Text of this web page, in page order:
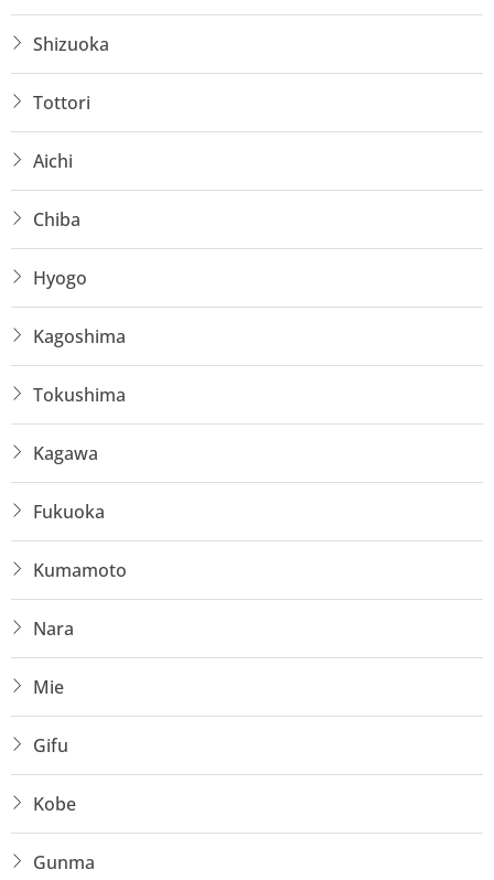
Shizuoka
Tottori
Aichi
Chiba
Hyogo
Kagoshima
Tokushima
Kagawa
Fukuoka
Kumamoto
Nara
Mie
Gifu
Kobe
Gunma